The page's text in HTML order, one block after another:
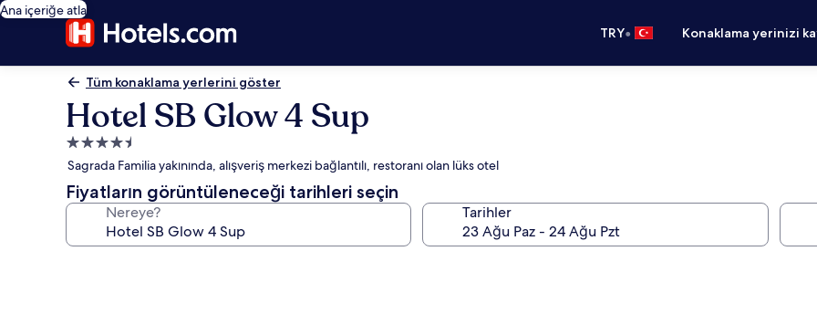
Ana içeriğe atla
TRY• Konaklama yerinizi
Tüm konaklama yerlerini göster
Hotel SB Glow 4 Sup
4.5
yıldızlı
konaklama
yeri
Sagrada Familia yakınında, alışveriş merkezi bağlantılı, restoranı olan lüks otel
Fiyatların görüntüleneceği tarihleri seçin
Nereye? Tarihler